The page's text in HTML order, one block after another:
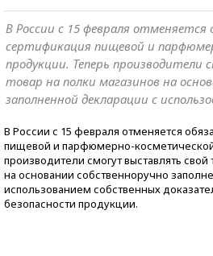
В России с 15 февраля отменяется
сертификация пищевой и
продукции. Теперь
товар на полки магазинов на
заполненной декларации с
В России с 15 февраля отменяется
пищевой и парфюмерно-
производители смогут выставлять свой
на основании собственноручно
использованием собственных
безопасности продукции.